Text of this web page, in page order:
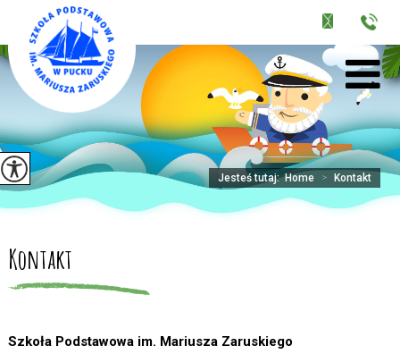
Jesteś tutaj:Home > Kontakt
Kontakt
Szkoła Podstawowa im. Mariusza Zaruskiego